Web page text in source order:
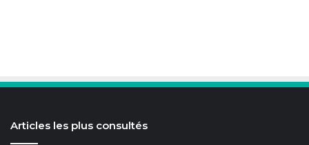
Articles les plus consultés